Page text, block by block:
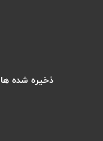
ذخیره شده ها